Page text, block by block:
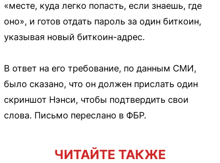
«месте, куда легко попасть, если знаешь, где
оно», и готов отдать пароль за один биткоин,
указывая новый биткоин-адрес.
В ответ на его требование, по данным СМИ,
было сказано, что он должен прислать один
скриншот Нэнси, чтобы подтвердить свои
слова. Письмо переслано в ФБР.
ЧИТАЙТЕ ТАКЖЕ